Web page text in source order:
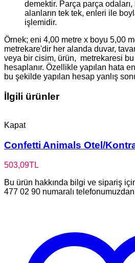
demektir. Parça parça
alanların tek tek, enleri ile
işlemidir.
Örnek; eni 4,00 metre x boyu 5,00
metrekare'dir her alanda duvar,
veya bir cisim, ürün, metrekaresi
hesaplanır. Özellikle yapılan hata
bu şekilde yapılan hesap yanlış
İlgili ürünler
Kapat
Confetti Animals Otel/
503,09TL
Bu ürün hakkında bilgi ve sipariş
477 02 90 numaralı